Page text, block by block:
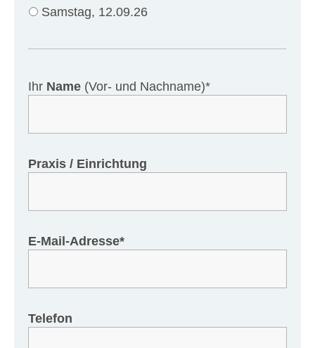
Samstag, 12.09.26
Ihr Name (Vor- und Nachname)*
Praxis / Einrichtung
E-Mail-Adresse*
Telefon